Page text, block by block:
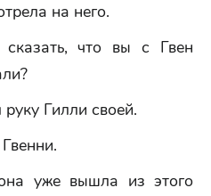
на него.
что вы с Гвен
Гилли своей.
уже вышла из этого